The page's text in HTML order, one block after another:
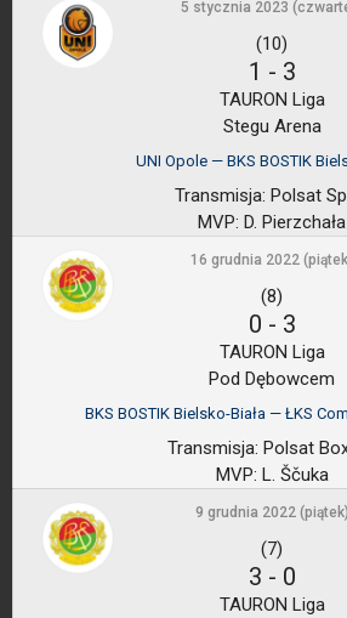
5 stycznia 2023
(10)
1 - 3
TAURON Liga
Stegu Arena
UNI Opole — BKS BOSTIK
Transmisja: Polsat
MVP: D. Pierzchała
16 grudnia 2022
(8)
0 - 3
TAURON Liga
Pod Dębowcem
BKS BOSTIK Bielsko-Biała — ŁKS
Transmisja: Polsat
MVP: L. Ščuka
9 grudnia 2022 (piątek)
(7)
3 - 0
TAURON Liga